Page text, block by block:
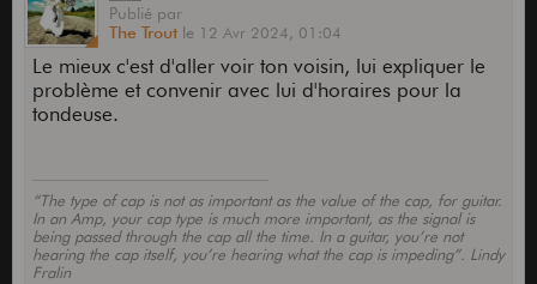
Publié par
The Trout le 12 Avr 2024, 01:04
Le mieux c'est d'aller voir ton voisin, lui expliquer le
problème et convenir avec lui d'horaires pour la
tondeuse.
“The type of cap is not as important as the value of the cap, for guitar.
In an Amp, your cap type is much more important, as the signal is
being passed through the cap all the time. In a guitar, you’re not
hearing the cap itself, you’re hearing what the cap is impeding”. Lindy
Fralin